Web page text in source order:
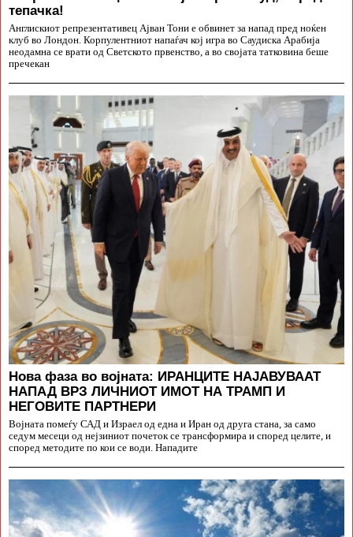
тепачка!
Англискиот репрезентативец Ајван Тони е обвинет за напад пред ноќен
клуб во Лондон. Корпулентниот напаѓач кој игра во Саудиска Арабија
неодамна се врати од Светското првенство, а во својата татковина беше
пречекан
Нова фаза во војната: ИРАНЦИТЕ НАЈАВУВААТ
НАПАД ВРЗ ЛИЧНИОТ ИМОТ НА ТРАМП И
НЕГОВИТЕ ПАРТНЕРИ
Војната помеѓу САД и Израел од една и Иран од друга стана, за само
седум месеци од нејзиниот почеток се трансформира и според целите, и
според методите по кои се води. Нападите